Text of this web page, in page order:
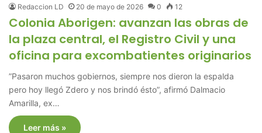
Redaccion LD 20 de mayo de 2026 0 12
Colonia Aborigen: avanzan las obras de
la plaza central, el Registro Civil y una
oficina para excombatientes originarios
”Pasaron muchos gobiernos, siempre nos dieron la espalda
pero hoy llegó Zdero y nos brindó ésto”, afirmó Dalmacio
Amarilla, ex…
Leer más »